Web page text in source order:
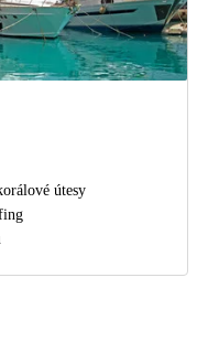
útesy